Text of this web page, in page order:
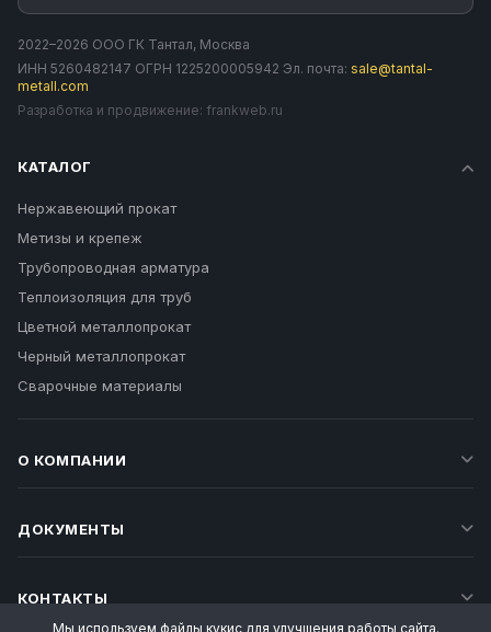
2022–2026 ООО ГК Тантал, Москва
ИНН 5260482147 ОГРН 1225200005942 Эл. почта: sale@tantal-
metall.com
Разработка и продвижение: frankweb.ru
КАТАЛОГ
Нержавеющий прокат
Метизы и крепеж
Трубопроводная арматура
Теплоизоляция для труб
Цветной металлопрокат
Черный металлопрокат
Сварочные материалы
О КОМПАНИИ
ДОКУМЕНТЫ
КОНТАКТЫ
Мы используем файлы кукис для улучшения работы сайта.